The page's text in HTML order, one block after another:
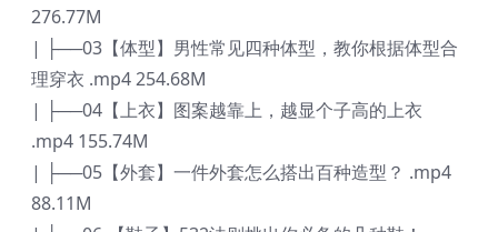
276.77M
| ├──03【体型】男性常见四种体型，教你根据体型合
理穿衣 .mp4 254.68M
| ├──04【上衣】图案越靠上，越显个子高的上衣
.mp4 155.74M
| ├──05【外套】一件外套怎么搭出百种造型？ .mp4
88.11M